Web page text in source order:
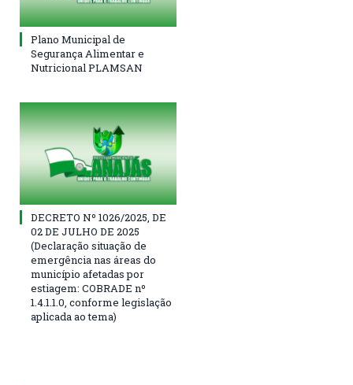
Plano Municipal de
Segurança Alimentar e
Nutricional PLAMSAN
DECRETO Nº 1026/2025, DE
02 DE JULHO DE 2025
(Declaração situação de
emergência nas áreas do
município afetadas por
estiagem: COBRADE nº
1.4.1.1.0, conforme legislação
aplicada ao tema)